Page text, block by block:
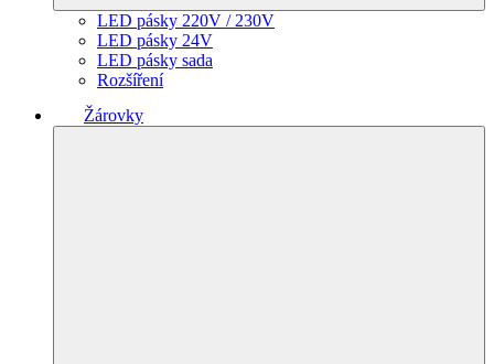
LED pásky 220V / 230V
LED pásky 24V
LED pásky sada
Rozšíření
Žárovky